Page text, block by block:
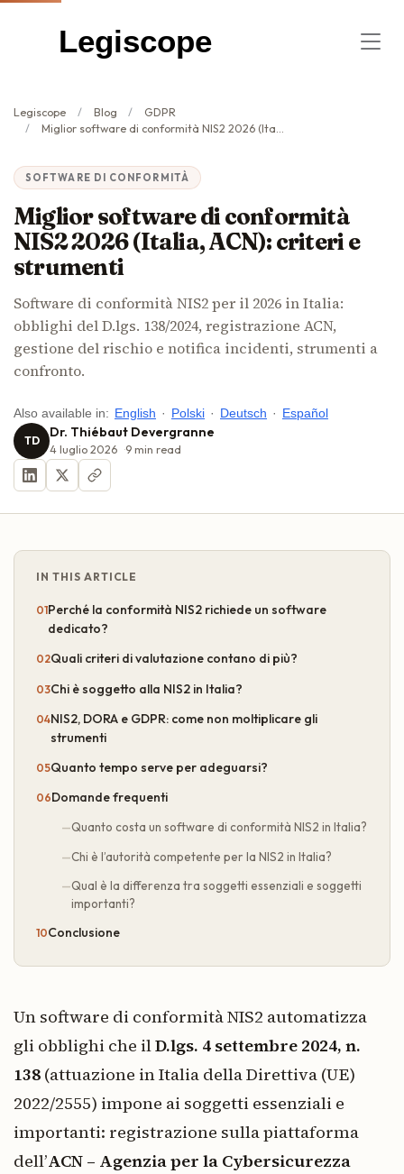
Legiscope
Legiscope Blog
GDPR
Miglior software di conformità NIS2 2026 (Italia, ACN): criteri e strumenti
SOFTWARE DI CONFORMITÀ
Miglior software di conformità
NIS2 2026 (Italia, ACN): criteri e
strumenti
Software di conformità NIS2 per il 2026 in Italia:
obblighi del D.lgs. 138/2024, registrazione ACN,
gestione del rischio e notifica incidenti, strumenti a
confronto.
Also available in: English · Polski · Deutsch · Español
TD Dr. Thiébaut Devergranne
4 luglio 2026 9 min read
IN THIS ARTICLE
Perché la conformità NIS2 richiede un software
dedicato?
Quali criteri di valutazione contano di più?
Chi è soggetto alla NIS2 in Italia?
NIS2, DORA e GDPR: come non moltiplicare gli
strumenti
Quanto tempo serve per adeguarsi?
Domande frequenti
Quanto costa un software di conformità NIS2 in Italia?
Chi è l’autorità competente per la NIS2 in Italia?
Qual è la differenza tra soggetti essenziali e soggetti
importanti?
Conclusione
Un software di conformità NIS2 automatizza
gli obblighi che ilD.lgs. 4 settembre 2024, n.
138 (attuazione in Italia della Direttiva (UE)
2022/2555) impone ai soggetti essenziali e
importanti: registrazione sulla piattaforma
dell’ACN – Agenzia per la Cybersicurezza